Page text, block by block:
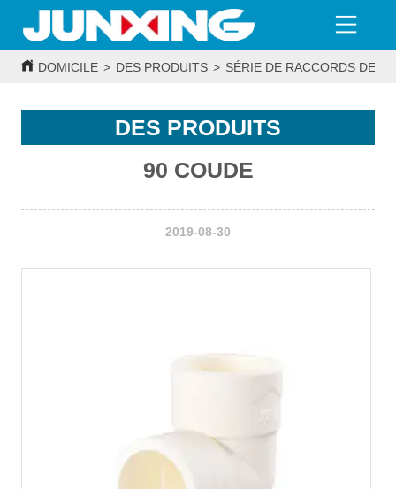
DOMICILE > DES PRODUITS > SÉRIE DE RACCORDS DE
DES PRODUITS
90 COUDE
2019-08-30